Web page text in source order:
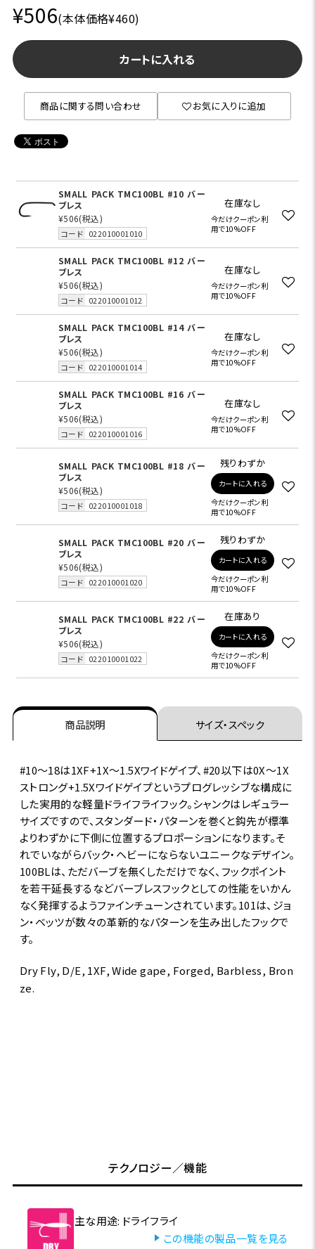
¥506(本体価格¥460)
カートに入れる
商品に関する問い合わせ お気に入りに追加
SMALL PACK TMC100BL #10 バー
ブレス
¥506(税込)
コード 022010001010
在庫なし
今だけクーポン利
用で10%OFF
SMALL PACK TMC100BL #12 バー
ブレス
¥506(税込)
コード 022010001012
在庫なし
今だけクーポン利
用で10%OFF
SMALL PACK TMC100BL #14 バー
ブレス
¥506(税込)
コード 022010001014
在庫なし
今だけクーポン利
用で10%OFF
SMALL PACK TMC100BL #16 バー
ブレス
¥506(税込)
コード 022010001016
在庫なし
今だけクーポン利
用で10%OFF
SMALL PACK TMC100BL #18 バー
ブレス
¥506(税込)
コード 022010001018
残りわずか
カートに入れる
今だけクーポン利
用で10%OFF
SMALL PACK TMC100BL #20 バー
ブレス
¥506(税込)
コード 022010001020
残りわずか
カートに入れる
今だけクーポン利
用で10%OFF
SMALL PACK TMC100BL #22 バー
ブレス
¥506(税込)
コード 022010001022
在庫あり
カートに入れる
今だけクーポン利
用で10%OFF
商品説明 サイズ・スペック
#10～18は1XF+1X～1.5Xワイドゲイプ、#20以下は0X～1X
ストロング+1.5Xワイドゲイプというプログレッシブな構成に
した実用的な軽量ドライフライフック。シャンクはレギュラー
サイズですので、スタンダード・パターンを巻くと鈎先が標準
よりわずかに下側に位置するプロポーションになります。そ
れでいながらバック・ヘビーにならないユニークなデザイン。
100BLは、ただバーブを無くしただけでなく、フックポイント
を若干延長するなどバーブレスフックとしての性能をいかん
なく発揮するようファインチューンされています。101は、ジョ
ン・ベッツが数々の革新的なパターンを生み出したフックで
す。
Dry Fly, D/E, 1XF, Wide gape, Forged, Barbless, Bron
ze.
テクノロジー／機能
主な用途: ドライフライ
この機能の製品一覧を見る